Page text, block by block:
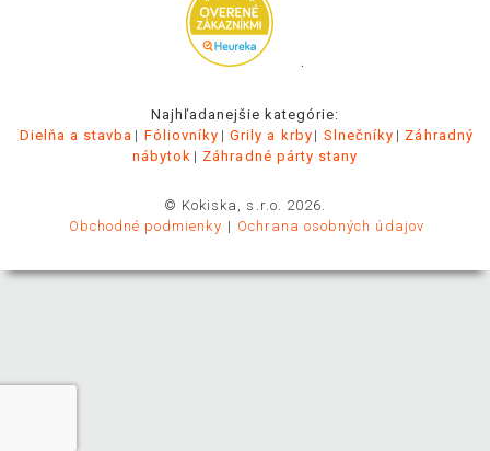
.
Najhľadanejšie kategórie:
Dielňa a stavba
Fóliovníky Grily a krby Slnečníky
Záhradný
nábytok
Záhradné párty stany
© Kokiska, s.r.o. 2026.
Obchodné podmienky
Ochrana osobných údajov